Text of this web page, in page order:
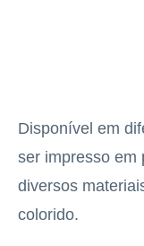
Disponível em
ser impresso em
diversos
colorido.